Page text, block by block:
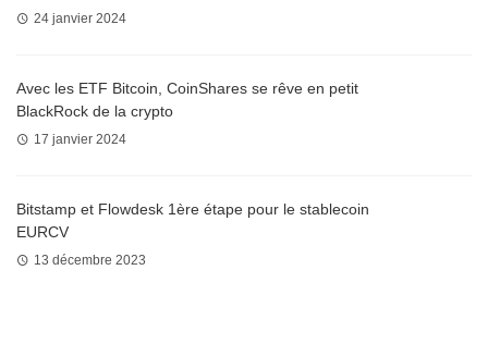
24 janvier 2024
Avec les ETF Bitcoin, CoinShares se rêve en petit
BlackRock de la crypto
17 janvier 2024
Bitstamp et Flowdesk 1ère étape pour le stablecoin
EURCV
13 décembre 2023